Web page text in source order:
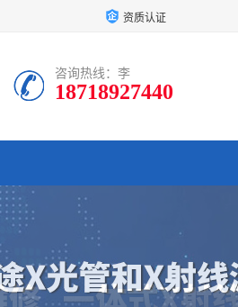
资质认证
咨询热线：李
18718927440